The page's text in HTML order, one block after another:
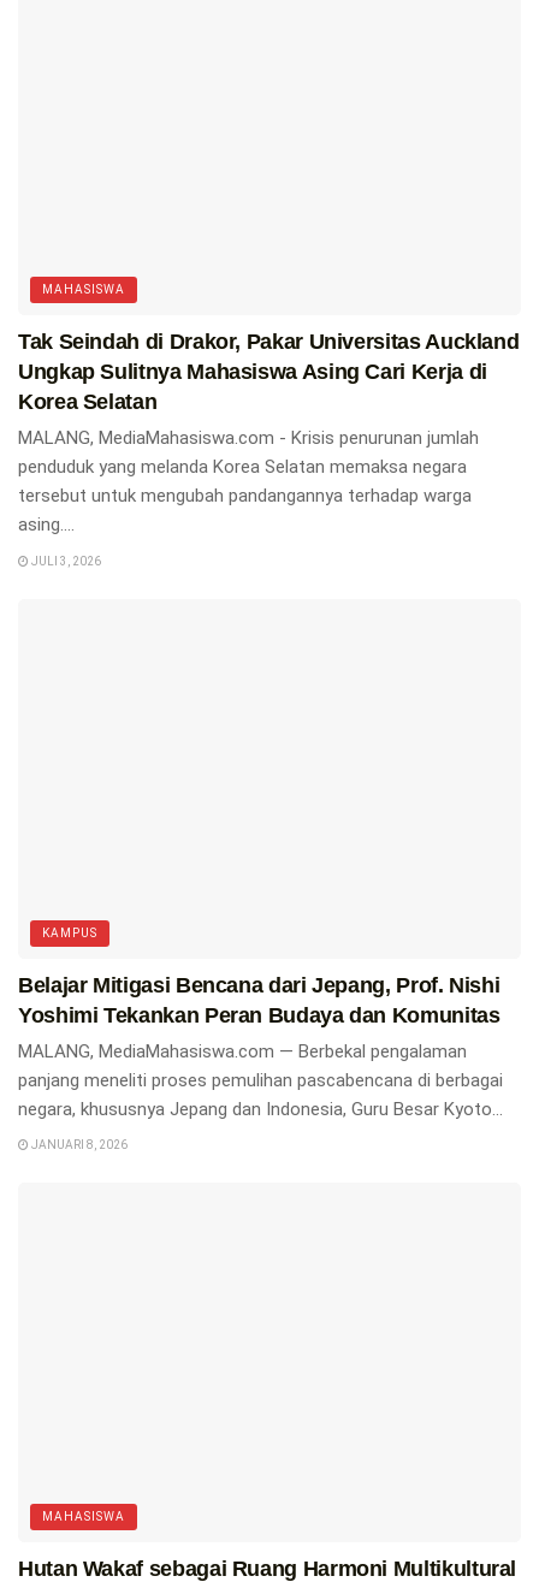
MAHASISWA
Tak Seindah di Drakor, Pakar Universitas Auckland
Ungkap Sulitnya Mahasiswa Asing Cari Kerja di
Korea Selatan
MALANG, MediaMahasiswa.com - Krisis penurunan jumlah
penduduk yang melanda Korea Selatan memaksa negara
tersebut untuk mengubah pandangannya terhadap warga
asing....
JULI 3, 2026
KAMPUS
Belajar Mitigasi Bencana dari Jepang, Prof. Nishi
Yoshimi Tekankan Peran Budaya dan Komunitas
MALANG, MediaMahasiswa.com — Berbekal pengalaman
panjang meneliti proses pemulihan pascabencana di berbagai
negara, khususnya Jepang dan Indonesia, Guru Besar Kyoto...
JANUARI 8, 2026
MAHASISWA
Hutan Wakaf sebagai Ruang Harmoni Multikultural